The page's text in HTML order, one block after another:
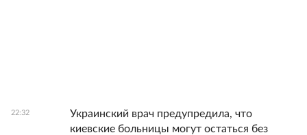
22:32
Украинский врач предупредила, что
киевские больницы могут остаться без